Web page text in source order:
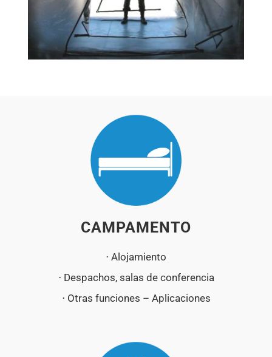
CAMPAMENTO
⋅ Alojamiento
⋅ Despachos, salas de conferencia
⋅ Otras funciones – Aplicaciones